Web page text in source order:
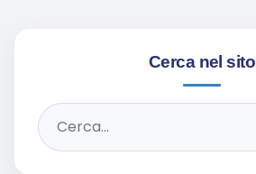
Cerca nel sito